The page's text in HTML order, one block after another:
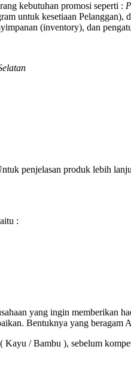
kebutuhan promosi seperti :
untuk kesetiaan Pelanggan),
(inventory), dan
penjelasan produk lebih
:
yang ingin memberikan
Bentuknya yang beragam
/ Bambu ), sebelum